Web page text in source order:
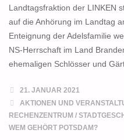
Landtagsfraktion der LINKEN
auf die Anhörung im Landtag
Enteignung der Adelsfamilie
NS-Herrschaft im Land
ehemaligen Schlösser und
21. JANUAR 2021
AKTIONEN UND
RECHENZENTRUM /
WEM GEHÖRT POTSDAM?